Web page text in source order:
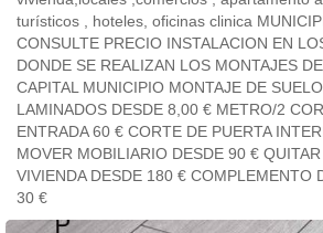
turísticos , hoteles, oficinas clinica
CONSULTE PRECIO INSTALACION EN
DONDE SE REALIZAN LOS MONTAJES
CAPITAL MUNICIPIO MONTAJE DE
LAMINADOS DESDE 8,00 € METRO/2
ENTRADA 60 € CORTE DE PUERTA
MOVER MOBILIARIO DESDE 90 €
VIVIENDA DESDE 180 € COMPLEMENTO
30 €